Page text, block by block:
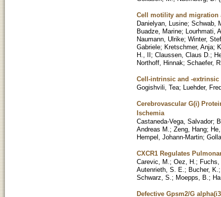
Cell motility and migration
Danielyan, Lusine; Schwab,
Buadze, Marine; Lourhmati,
Naumann, Ulrike; Winter,
Gabriele; Kretschmer, Anja;
H., II; Claussen, Claus D. ;
Northoff, Hinnak; Schaefer,
Cell-intrinsic and -extrinsic
Gogishvili, Tea; Luehder,
Cerebrovascular G(i)
Ischemia
Castaneda-Vega, Salvador;
Andreas M. ; Zeng, Hang;
Hempel, Johann-Martin;
CXCR1 Regulates
Carevic, M. ; Oez, H. ;
Autenrieth, S. E. ; Bucher, K.
Schwarz, S. ; Moepps, B. ;
Defective Gpsm2/G